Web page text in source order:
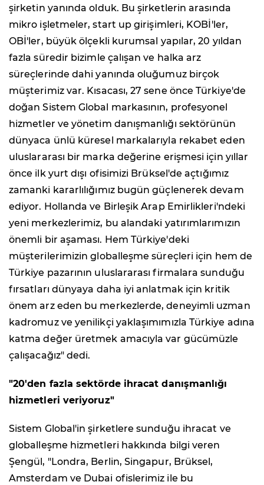
şirketin yanında olduk. Bu şirketlerin arasında
mikro işletmeler, start up girişimleri, KOBİ'ler,
OBİ'ler, büyük ölçekli kurumsal yapılar, 20 yıldan
fazla süredir bizimle çalışan ve halka arz
süreçlerinde dahi yanında oluğumuz birçok
müşterimiz var. Kısacası, 27 sene önce Türkiye'de
doğan Sistem Global markasının, profesyonel
hizmetler ve yönetim danışmanlığı sektörünün
dünyaca ünlü küresel markalarıyla rekabet eden
uluslararası bir marka değerine erişmesi için yıllar
önce ilk yurt dışı ofisimizi Brüksel'de açtığımız
zamanki kararlılığımız bugün güçlenerek devam
ediyor. Hollanda ve Birleşik Arap Emirlikleri'ndeki
yeni merkezlerimiz, bu alandaki yatırımlarımızın
önemli bir aşaması. Hem Türkiye'deki
müşterilerimizin globalleşme süreçleri için hem de
Türkiye pazarının uluslararası firmalara sunduğu
fırsatları dünyaya daha iyi anlatmak için kritik
önem arz eden bu merkezlerde, deneyimli uzman
kadromuz ve yenilikçi yaklaşımımızla Türkiye adına
katma değer üretmek amacıyla var gücümüzle
çalışacağız" dedi.
"20'den fazla sektörde ihracat danışmanlığı
hizmetleri veriyoruz"
Sistem Global'in şirketlere sunduğu ihracat ve
globalleşme hizmetleri hakkında bilgi veren
Şengül, "Londra, Berlin, Singapur, Brüksel,
Amsterdam ve Dubai ofislerimiz ile bu